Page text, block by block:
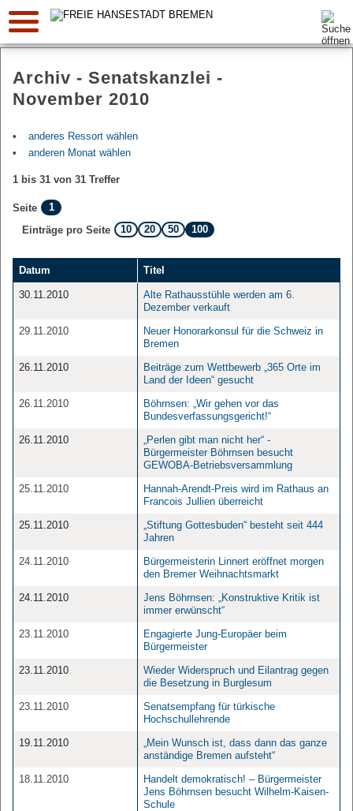
Suche:
Archiv - Senatskanzlei -
November 2010
anderes Ressort wählen
anderen Monat wählen
1 bis 31 von 31 Treffer
Seite
1
Einträge pro Seite
10 20 50 100
Datum Titel
30.11.2010
Alte Rathausstühle werden am 6.
Dezember verkauft
29.11.2010
Neuer Honorarkonsul für die Schweiz in
Bremen
26.11.2010
Beiträge zum Wettbewerb „365 Orte im
Land der Ideen“ gesucht
26.11.2010
Böhrnsen: „Wir gehen vor das
Bundesverfassungsgericht!“
26.11.2010
„Perlen gibt man nicht her“ -
Bürgermeister Böhrnsen besucht
GEWOBA-Betriebsversammlung
25.11.2010
Hannah-Arendt-Preis wird im Rathaus an
Francois Jullien überreicht
25.11.2010
„Stiftung Gottesbuden“ besteht seit 444
Jahren
24.11.2010
Bürgermeisterin Linnert eröffnet morgen
den Bremer Weihnachtsmarkt
24.11.2010
Jens Böhrnsen: „Konstruktive Kritik ist
immer erwünscht“
23.11.2010
Engagierte Jung-Europäer beim
Bürgermeister
23.11.2010
Wieder Widerspruch und Eilantrag gegen
die Besetzung in Burglesum
23.11.2010
Senatsempfang für türkische
Hochschullehrende
19.11.2010
„Mein Wunsch ist, dass dann das ganze
anständige Bremen aufsteht“
18.11.2010
Handelt demokratisch! – Bürgermeister
Jens Böhrnsen besucht Wilhelm-Kaisen-
Schule